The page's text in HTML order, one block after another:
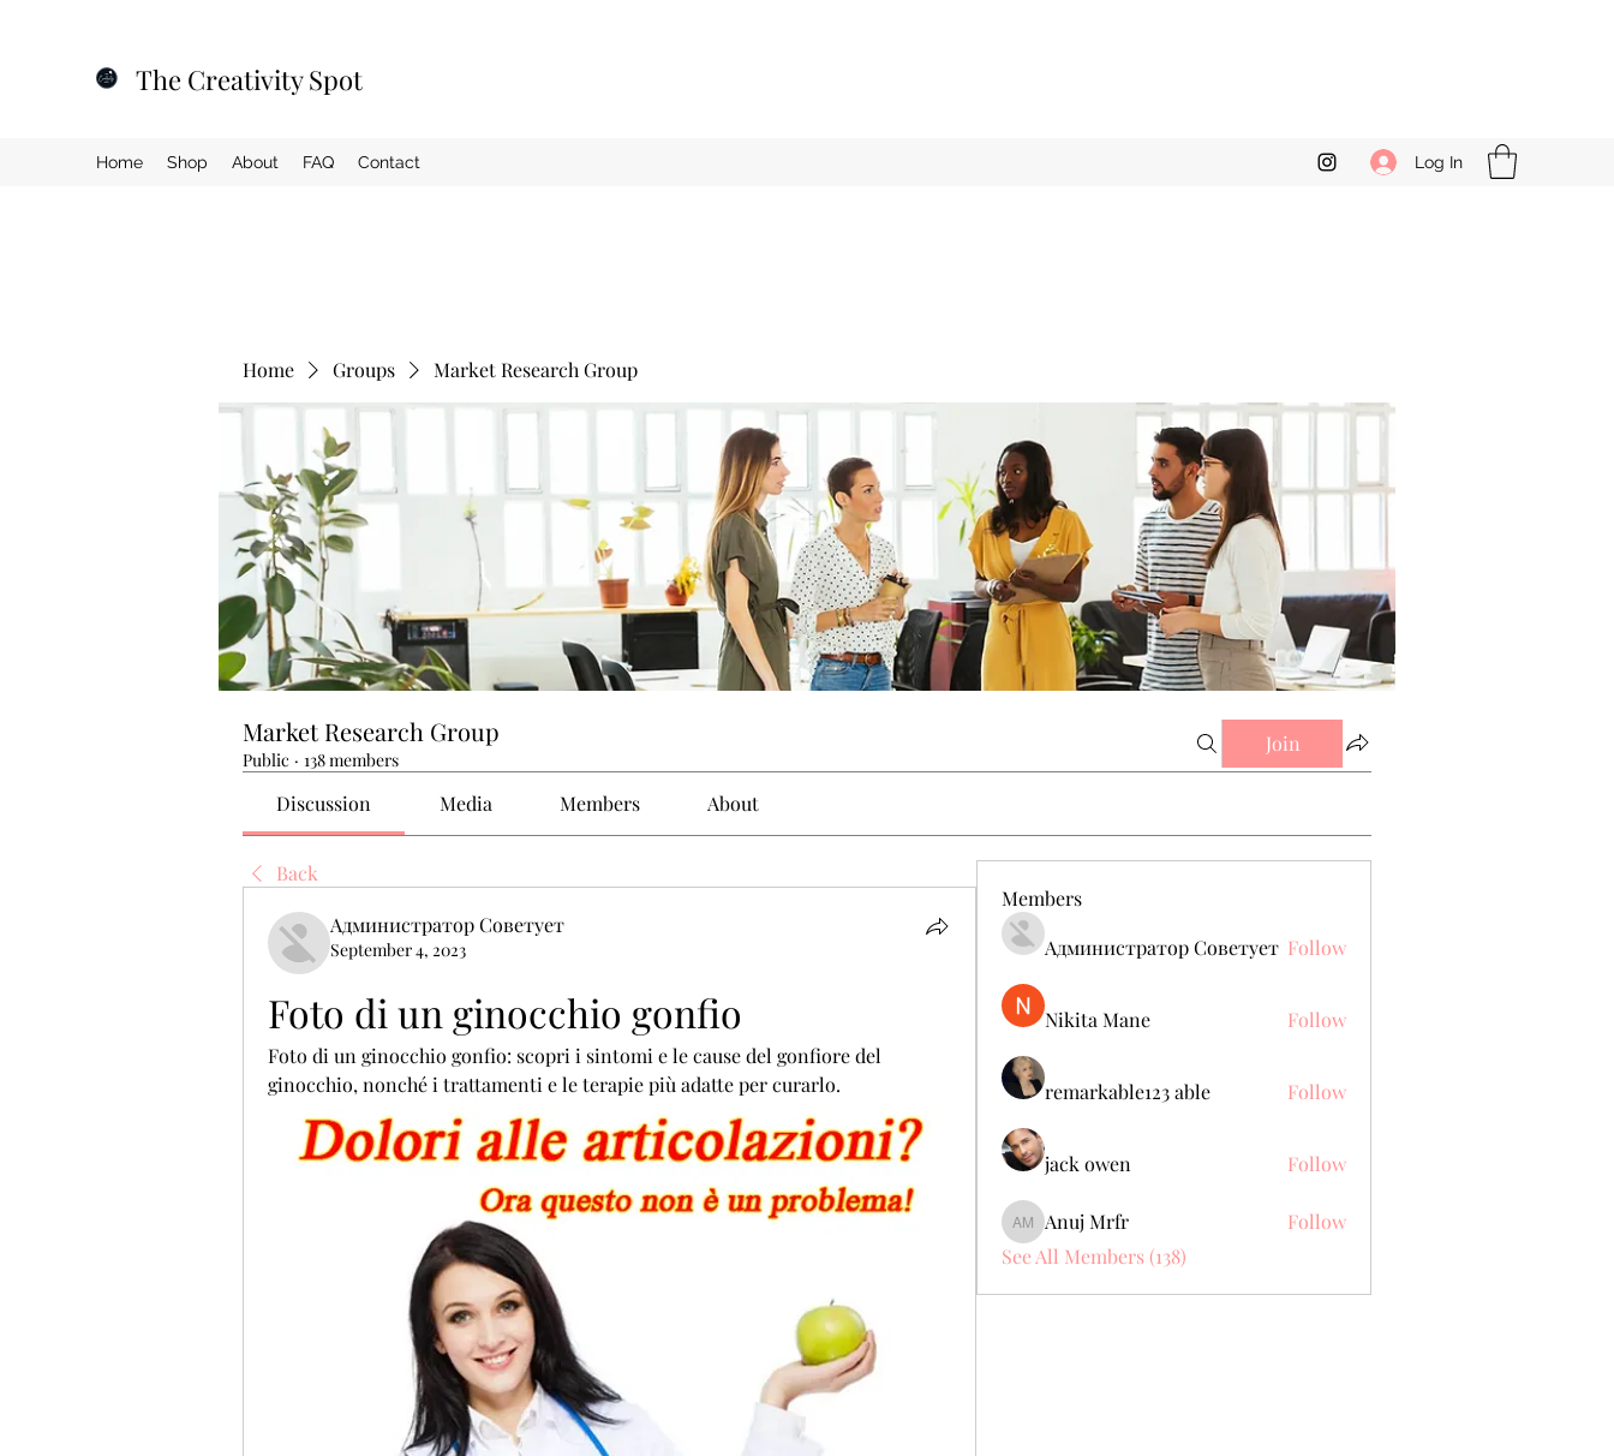
The Creativity Spot
Home Shop About FAQ Contact Log In
Home Groups Market Research Group
Market Research Group
Public · 138 members
Join
Discussion Media Members About
Back
Администратор Советует
September 4, 2023
Foto di un ginocchio gonfio
Foto di un ginocchio gonfio: scopri i sintomi e le cause del gonfiore del
ginocchio, nonché i trattamenti e le terapie più adatte per curarlo.
Members
Администратор Советует Follow
Nikita Mane Follow
remarkable123 able Follow
jack owen Follow
Anuj Mrfr
Anuj Mrfr
Follow
See All Members (138)